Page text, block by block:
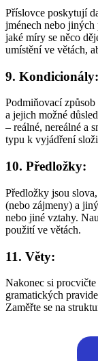
Příslovce poskytují
jménech nebo
jaké míry se něco
umístění ve větách,
9. Kondicionály:
Podmiňovací
a jejich možné
– reálné, nereálné a
typu k vyjádření
10. Předložky:
Předložky jsou
(nebo zájmeny) a
nebo jiné vztahy.
použití ve větách.
11. Věty:
Nakonec si
gramatických
Zaměřte se na